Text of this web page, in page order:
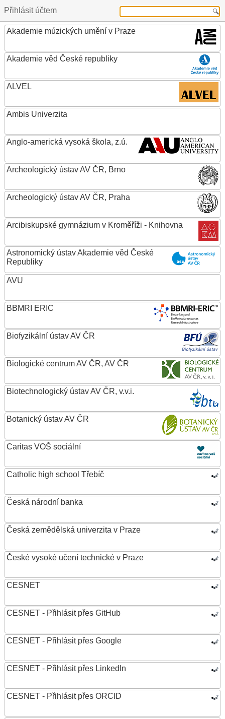
Přihlásit účtem
Akademie múzických umění v Praze
Akademie věd České republiky
ALVEL
Ambis Univerzita
Anglo-americká vysoká škola, z.ú.
Archeologický ústav AV ČR, Brno
Archeologický ústav AV ČR, Praha
Arcibiskupské gymnázium v Kroměříži - Knihovna
Astronomický ústav Akademie věd České
Republiky
AVU
BBMRI ERIC
Biofyzikální ústav AV ČR
Biologické centrum AV ČR, AV ČR
Biotechnologický ústav AV ČR, v.v.i.
Botanický ústav AV ČR
Caritas VOŠ sociální
Catholic high school Třebíč
Česká národní banka
Česká zemědělská univerzita v Praze
České vysoké učení technické v Praze
CESNET
CESNET - Přihlásit přes GitHub
CESNET - Přihlásit přes Google
CESNET - Přihlásit přes LinkedIn
CESNET - Přihlásit přes ORCID